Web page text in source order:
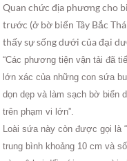
Quan chức địa phương cho
trước (ở bờ biển Tây Bắc
thấy sự sống dưới của đại
“Các phương tiện vận tải đã
lớn xác của những con sứa
dọn dẹp và làm sạch bờ biển
trên phạm vi lớn”.
Loài sứa này còn được gọi là
trung bình khoảng 10 cm và